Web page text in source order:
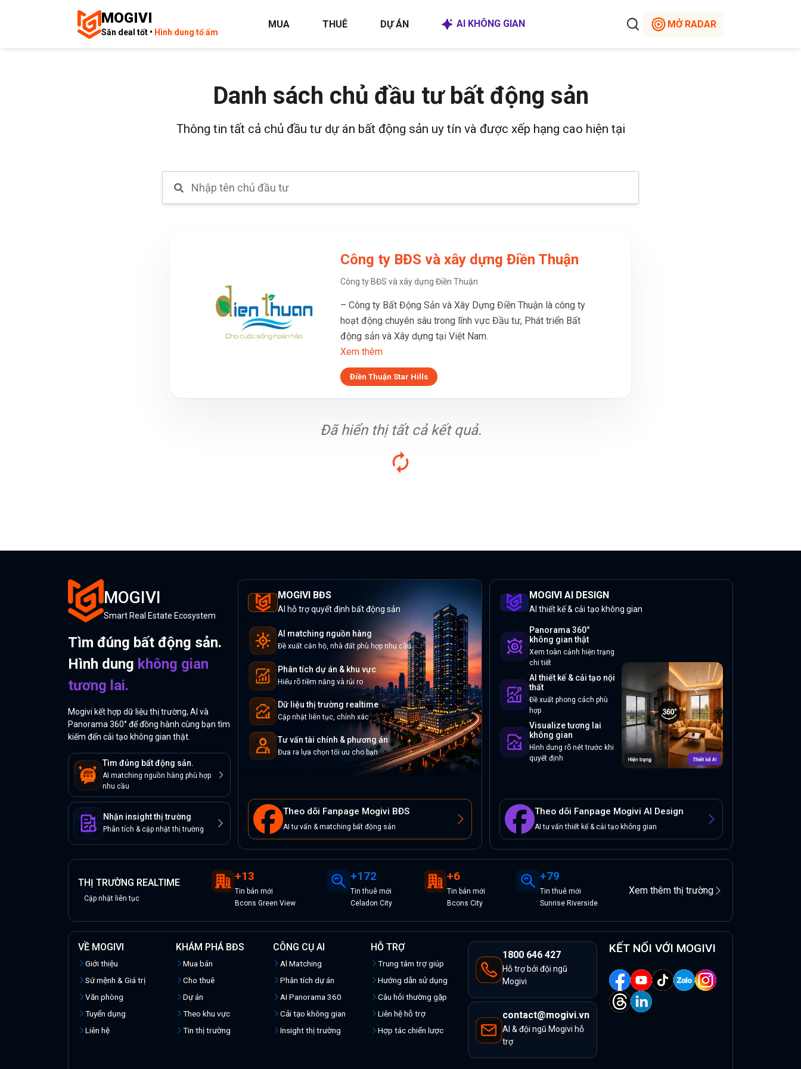
MOGIVI
Săn deal tốt • Hình dung tổ ấm
MUA THUÊ DỰ ÁN AI KHÔNG GIAN MỞ RADAR
Danh sách chủ đầu tư bất động sản
Thông tin tất cả chủ đầu tư dự án bất động sản uy tín và được xếp hạng cao hiện tại
Công ty BĐS và xây dựng Điền Thuận
Công ty BĐS và xây dựng Điền Thuận
– Công ty Bất Động Sản và Xây Dựng Điền Thuận là công ty
hoạt động chuyên sâu trong lĩnh vực Đầu tư, Phát triển Bất
động sản và Xây dựng tại Việt Nam.
Xem thêm
Điền Thuận Star Hills
Đã hiển thị tất cả kết quả.
MOGIVI
Smart Real Estate Ecosystem
Tìm đúng bất động sản.
Hình dung không gian
tương lai.
Mogivi kết hợp dữ liệu thị trường, AI và
Panorama 360° để đồng hành cùng bạn tìm
kiếm đến cải tạo không gian thật.
Tìm đúng bất động sản.
AI matching nguồn hàng phù hợp
nhu cầu
Nhận insight thị trường
Phân tích & cập nhật thị trường
MOGIVI BĐS
AI hỗ trợ quyết định bất động sản
AI matching nguồn hàng
Đề xuất căn hộ, nhà đất phù hợp nhu cầu
Phân tích dự án & khu vực
Hiểu rõ tiềm năng và rủi ro
Dữ liệu thị trường realtime
Cập nhật liên tục, chính xác
Tư vấn tài chính & phương án
Đưa ra lựa chọn tối ưu cho bạn
Theo dõi Fanpage Mogivi BĐS
AI tư vấn & matching bất động sản
MOGIVI AI DESIGN
AI thiết kế & cải tạo không gian
Panorama 360°
không gian thật
Xem toàn cảnh hiện trạng
chi tiết
AI thiết kế & cải tạo nội
thất
Đề xuất phong cách phù
hợp
Visualize tương lai
không gian
Hình dung rõ nét trước khi
quyết định
Theo dõi Fanpage Mogivi AI Design
AI tư vấn thiết kế & cải tạo không gian
THỊ TRƯỜNG REALTIME
Cập nhật liên tục
+13
Tin bán mới
Bcons Green View
+172
Tinthuê mới
Celadon City
+6
Tin bán mới
Bcons City
+79
Tinthuê mới
Sunrise Riverside
Xem thêm thị trường
VỀ MOGIVI
Giới thiệu
Sứ mệnh & Giá trị
Văn phòng
Tuyển dụng
Liên hệ
KHÁM PHÁ BĐS
Mua bán
Cho thuê
Dự án
Theo khu vực
Tin thị trường
CÔNG CỤ AI
Al Matching
Phân tích dự án
AI Panorama 360
Cải tạo không gian
Insight thị trường
HỖ TRỢ
Trung tâm trợ giúp
Hướng dẫn sử dụng
Câu hỏi thường gặp
Liên hệ hỗ trợ
Hợp tác chiến lược
1800 646 427
Hỗ trợ bởi đội ngũ
Mogivi
contact@mogivi.vn
AI & đội ngũ Mogivi hỗ
trợ
KẾT NỐI VỚI MOGIVI